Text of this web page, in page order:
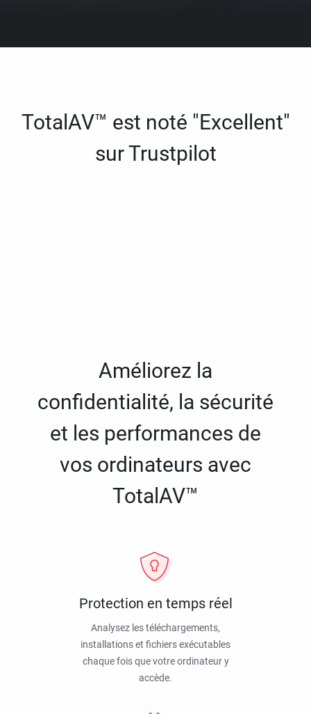
TotalAV™ est noté "Excellent"
sur Trustpilot
Améliorez la
confidentialité, la sécurité
et les performances de
vos ordinateurs avec
TotalAV™
Protection en temps réel
Analysez les téléchargements,
installations et fichiers exécutables
chaque fois que votre ordinateur y
accède.